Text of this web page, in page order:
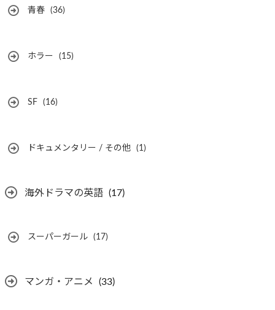
青春 (36)
ホラー (15)
SF (16)
ドキュメンタリー / その他 (1)
海外ドラマの英語 (17)
スーパーガール (17)
マンガ・アニメ (33)